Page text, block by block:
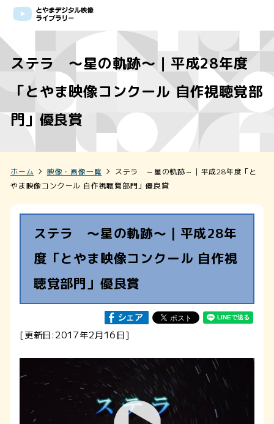
ステラ ～星の軌跡～｜平成28年度
「とやま映像コンクール 自作視聴覚部
門」優良賞
ホーム 映像・画像一覧
ステラ ～星の軌跡～｜平成28年度「と
やま映像コンクール 自作視聴覚部門」優良賞
ステラ ～星の軌跡～｜平成28年
度「とやま映像コンクール 自作視
聴覚部門」優良賞
[更新日:2017年2月16日]